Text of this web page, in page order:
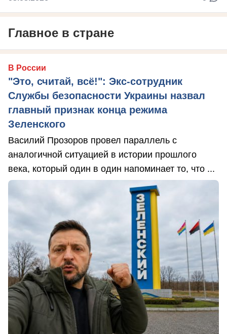
Главное в стране
В России
"Это, считай, всё!": Экс-сотрудник
Службы безопасности Украины назвал
главный признак конца режима
Зеленского
Василий Прозоров провел параллель с
аналогичной ситуацией в истории прошлого
века, который один в один напоминает то, что ...